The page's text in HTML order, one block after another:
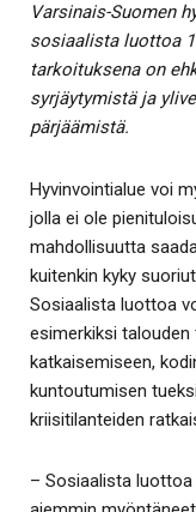
Varsinais-Suomen
sosiaalista luottoa
tarkoituksena on
syrjäytymistä ja
pärjäämistä.
Hyvinvointialue voi
jolla ei ole
mahdollisuutta
kuitenkin kyky
Sosiaalista luottoa
esimerkiksi
katkaisemiseen,
kuntoutumisen
kriisitilanteiden
– Sosiaalista